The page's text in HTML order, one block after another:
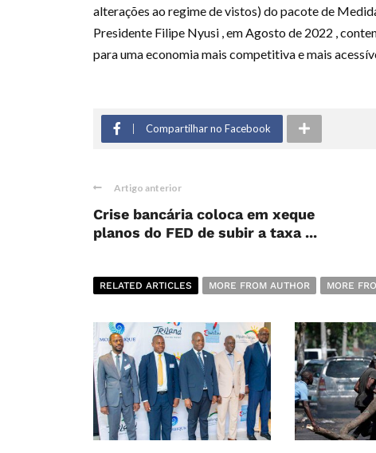
alterações ao regime de vistos) do pacote de
Presidente Filipe Nyusi , em Agosto de 2022 ,
para uma economia mais competitiva e mais
Compartilhar no Facebook
Artigo anterior
Crise bancária coloca em xeque
planos do FED de subir a taxa ...
RELATED ARTICLES MORE FROM AUTHOR MORE